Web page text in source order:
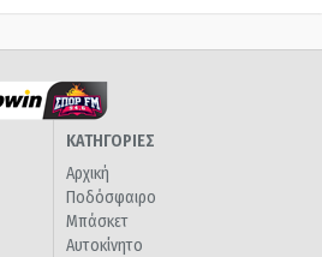
ΚΑΤΗΓΟΡΙΕΣ
Αρχική
Ποδόσφαιρο
Μπάσκετ
Αυτοκίνητο